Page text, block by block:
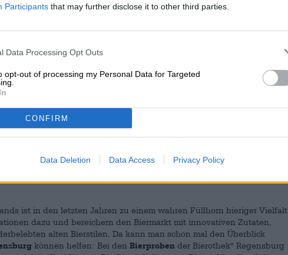
Participants that may further disclose it to other third parties.
Data Processing Opt Outs
opt-out of processing my Personal Data for Targeted
CONFIRM
Data Deletion Data Access Privacy Policy
Touristen und alle anderen vor Ort mit einembreit
See,Spezialitätenbiereaus aller Welt für festliche
ist ein Paradies für Hopfenverrückte und Bierliebhaber: Hier
Regale stöbern, unser
zudem regelmäßigBierseminare . Bei ausgezeichnetem Bier erfährst Du
Bierspezialitäten und lernst Tricks und Kniffe von einem
Biere degustiert werden.
IN REGENSBURGS CRAFTBEERSHOP
ist in den letzten Jahren zu einem wahren Füllhorn bieriger Vielfalt
dazu und bereichern den Biermarkt mit innovativen Zutaten,
alten Bierstilen. Da kann man schon mal den Überblick
können helfen: Bei den Bierproben der Bierothek®
Regensburg